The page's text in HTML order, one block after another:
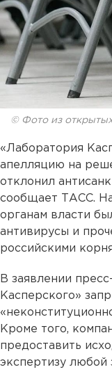
© Фото из
«Лаборатория
апелляцию на
отклонил
сообщает ТАСС.
органам власти
антивирусы и
российскими
В заявлении
Касперского»
Кроме того,
предоставить
экспертизу любой